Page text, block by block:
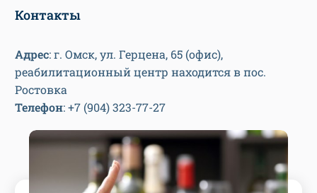
Контакты
Адрес: г. Омск, ул. Герцена, 65 (офис),
реабилитационный центр находится в пос.
Ростовка
Телефон: +7 (904) 323-77-27